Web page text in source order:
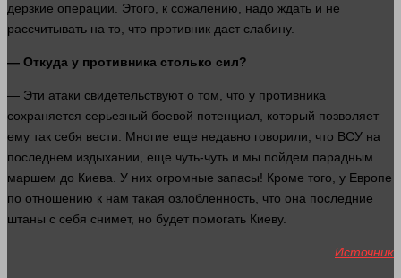
дерзкие операции. Этого, к сожалению, надо ждать и не
рассчитывать на то, что противник даст слабину.
— Откуда у противника столько сил?
— Эти атаки свидетельствуют о том, что у противника
сохраняется серьезный боевой потенциал, который позволяет
ему так себя вести. Многие еще недавно говорили, что ВСУ на
последнем издыхании, еще чуть-чуть и мы пойдем парадным
маршем до Киева. У них огромные запасы! Кроме того, у Европе
по отношению к нам такая озлобленность, что она последние
штаны с себя снимет, но будет помогать Киеву.
Источник